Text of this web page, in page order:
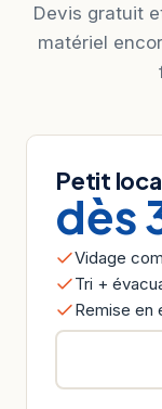
Devis gratuit
matériel
Petit
dès
Vidage
Tri +
Remise en